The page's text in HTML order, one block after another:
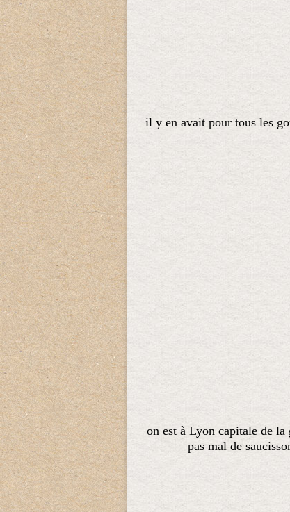
il y en avait pour tous les
on est à Lyon capitale de
pas mal de